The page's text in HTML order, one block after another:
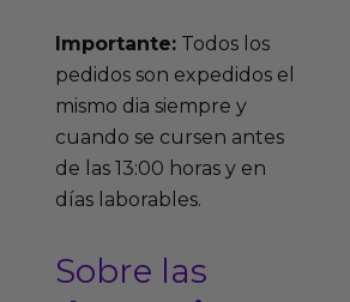
Importante:Todos los
pedidos son expedidos el
mismo dia siempre y
cuando se cursen antes
de las 13:00 horas y en
días laborables.
Sobre las